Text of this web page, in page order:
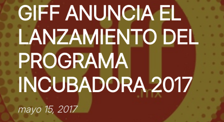
GIFF ANUNCIA EL
LANZAMIENTO DEL
PROGRAMA
INCUBADORA 2017
mayo 15, 2017